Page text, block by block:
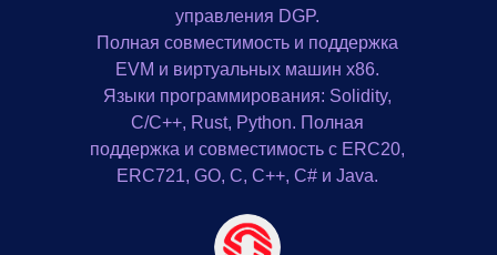
управления DGP.
Полная совместимость и поддержка
EVM и виртуальных машин x86.
Языки программирования: Solidity,
C/C++, Rust, Python. Полная
поддержка и совместимость с ERC20,
ERC721, GO, C, C++, C# и Java.